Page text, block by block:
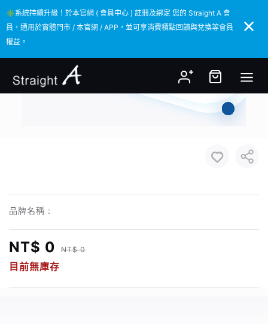
✳️系統持續升級！於本官網 ( 會員中心 ) 註冊及綁定 您的 Straight A 會
員，通用於實體門市 / 本官網 / APP，並可享消費積點回饋與兌換等會員
權益。
✳️系統持續升級！於本官網 ( 會員中心 ) 註冊及綁定 您的 Straight A 會
員，通用於實體門市 / 本官網 / APP，並可享消費積點回饋與兌換等會員
權益。
品牌名稱 :
NT$ 0 NT$ 0
目前無庫存